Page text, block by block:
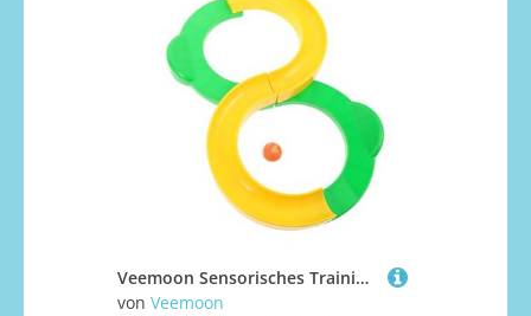
Veemoon Sensorisches Trainingsgerät Teiliger Trackball Vielseitiges Indoor Outdoor von Aufmerksamkeit und Koordination Einfach Aufzubauen Langlebig
von Veemoon